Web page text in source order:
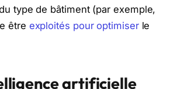
type de bâtiment (par exemple,
être exploités pour optimiserle
artificielle